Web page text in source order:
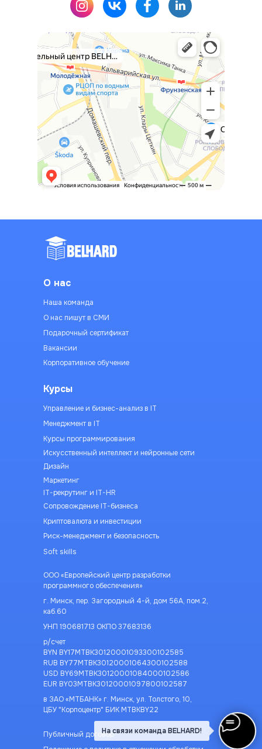
На связи команда BELHARD!
г. Минск, пер. Загородный 4-й, дом 56А, пом.2,
каб.60
р/счет
BYN BY17MTBK30120001093300102585
RUB BY77MTBK30120001064300102588
USD BY69MTBK30120001084000102586
EUR BY03MTBK30120001097800102587
в ЗАО «МТБАНК» г. Минск, ул. Толстого, 10,
ЦБУ "Корпоцентр" БИК MTBKBY22
УНП 190681713 ОКПО 37683136
ООО «Европейский центр разработки
программного обеспечения»
Публичный договор
О нас
Курсы
Наша команда
Корпоративное обучение
Вакансии
Подарочный сертификат
О нас пишут в СМИ
Управление и бизнес-анализ в IT
Soft skills
Криптовалюта и инвестиции
Риск-менеджмент и безопасность
Сопровождение IT-бизнеса
IT-рекрутинг и IT-HR
Маркетинг
Дизайн
Искусственный интеллект и нейронные сети
Курсы программирования
Менеджмент в IT